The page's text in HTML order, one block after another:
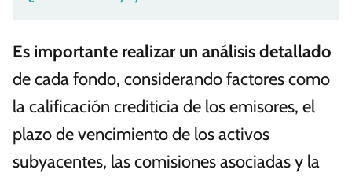
Es importante realizar un análisis detallado
de cada fondo, considerando factores como
la calificación crediticia de los emisores, el
plazo de vencimiento de los activos
subyacentes, las comisiones asociadas y la